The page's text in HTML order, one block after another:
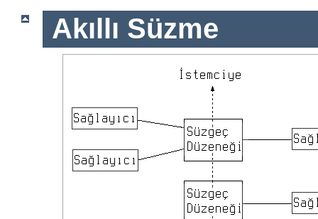
Akıllı Süzme